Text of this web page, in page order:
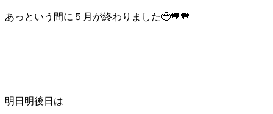
あっという間に５月が終わりました🥹🧡🧡
明日明後日は